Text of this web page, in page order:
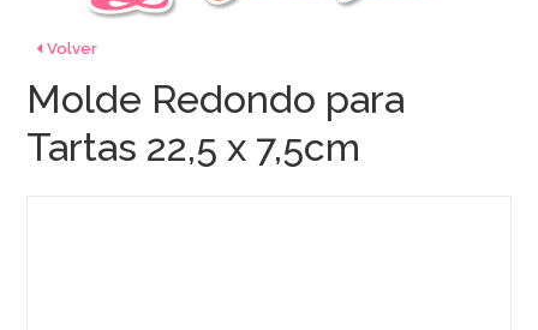
Volver
Molde Redondo para
Tartas 22,5 x 7,5cm